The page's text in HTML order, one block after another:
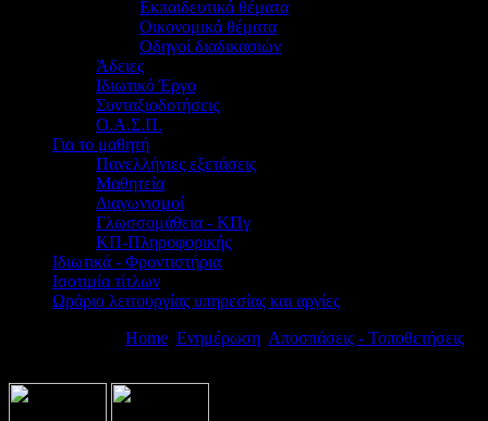
Εκπαιδευτικά θέματα
Οικονομικά θέματα
Οδηγοί διαδικασιών
Άδειες
Ιδιωτικό Έργο
Συνταξιοδοτήσεις
Ο.Α.Σ.Π.
Για το μαθητή
Πανελλήνιες εξετάσεις
Μαθητεία
Διαγωνισμοί
Γλωσσομάθεια - ΚΠγ
ΚΠ-Πληροφορικής
Ιδιωτικά - Φροντιστήρια
Ισοτιμία τίτλων
Ωράριο λειτουργίας υπηρεσίας και αργίες
Home Ενημέρωση Αποσπάσεις - Τοποθετήσεις